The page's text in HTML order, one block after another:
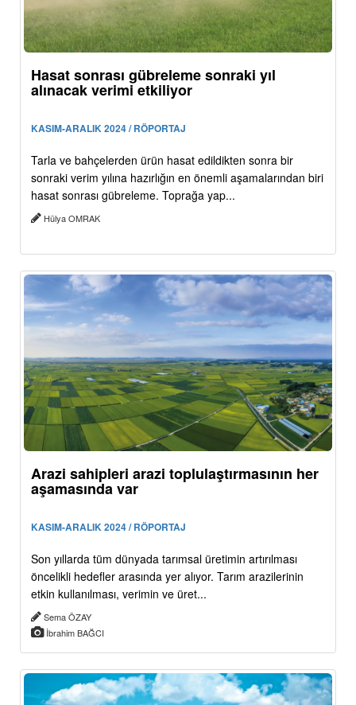
Hasat sonrası gübreleme sonraki yıl
alınacak verimi etkiliyor
KASIM-ARALIK 2024 / RÖPORTAJ
Tarla ve bahçelerden ürün hasat edildikten sonra bir
sonraki verim yılına hazırlığın en önemli aşamalarından biri
hasat sonrası gübreleme. Toprağa yap...
Hülya OMRAK
Arazi sahipleri arazi toplulaştırmasının her
aşamasında var
KASIM-ARALIK 2024 / RÖPORTAJ
Son yıllarda tüm dünyada tarımsal üretimin artırılması
öncelikli hedefler arasında yer alıyor. Tarım arazilerinin
etkin kullanılması, verimin ve üret...
Sema ÖZAY
İbrahim BAĞCI